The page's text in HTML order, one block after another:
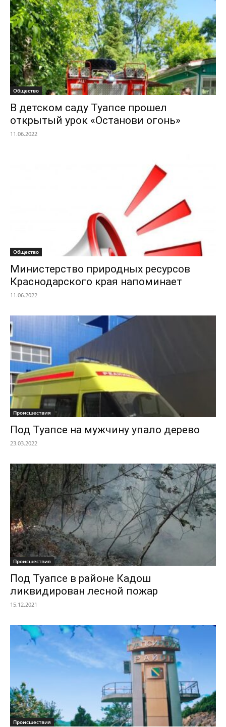
Общество
В детском саду Туапсе прошел
открытый урок «Останови огонь»
11.06.2022
Общество
Министерство природных ресурсов
Краснодарского края напоминает
11.06.2022
Происшествия
Под Туапсе на мужчину упало дерево
23.03.2022
Происшествия
Под Туапсе в районе Кадош
ликвидирован лесной пожар
15.12.2021
Происшествия